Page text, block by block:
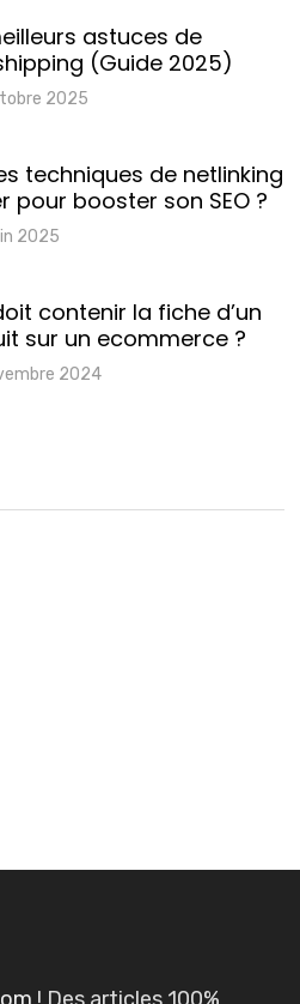
astuces de
(Guide 2025)
2025
techniques de netlinking
pour booster son SEO ?
2025
contenir la fiche d’un
sur un ecommerce ?
2024